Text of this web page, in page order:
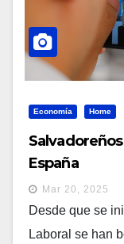
Economía Home
España
Mar 20, 2025
Desde que se
Laboral se han